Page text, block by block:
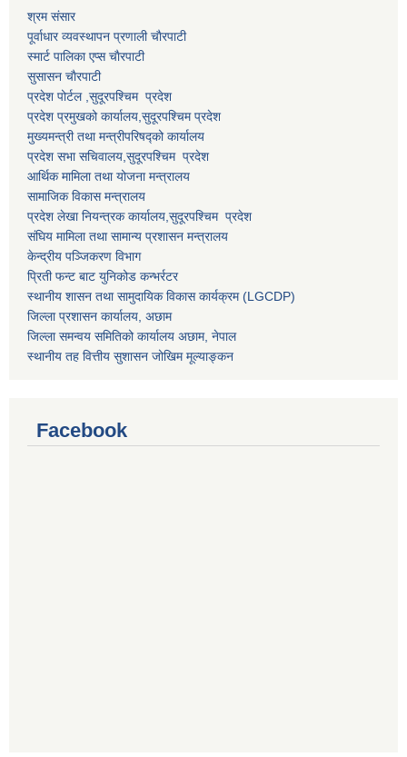
श्रम संसार
पूर्वाधार व्यवस्थापन प्रणाली चाैरपाटी
स्मार्ट पालिका एप्स चाैरपाटी
सुसासन चाैरपाटी
प्रदेश पोर्टल ,सुदूरपश्चिम प्रदेश
प्रदेश प्रमुखको कार्यालय,सुदूरपश्चिमप्रदेश
मुख्यमन्त्री तथा मन्त्रीपरिषद्को कार्यालय
प्रदेश सभा सचिवालय,सुदूरपश्चिम प्रदेश
आर्थिक मामिला तथा योजना मन्त्रालय
सामाजिक विकास मन्त्रालय
प्रदेश लेखा नियन्त्रक कार्यालय,सुदूरपश्चिम प्रदेश
संघिय मामिला तथा सामान्य प्रशासन मन्त्रालय
केन्द्रीय पञ्जिकरण विभाग
प्रिती फन्ट बाट युनिकोड कन्भर्रटर
स्थानीय शासन तथा सामुदायिक विकास कार्यक्रम (LGCDP)
जिल्ला प्रशासन कार्यालय, अछाम
जिल्ला समन्वय समितिको कार्यालय अछाम, नेपाल
स्थानीय तह वित्तीय सुशासन जोखिम मूल्याङ्कन
Facebook